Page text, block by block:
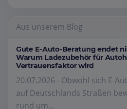
Aus unserem Blog
Gute E-Auto-Beratung endet
Warum Ladezubehör für
Vertrauensfaktor wird
20.07.2026 - Obwohl sich E-
auf Deutschlands Straßen
rund um...